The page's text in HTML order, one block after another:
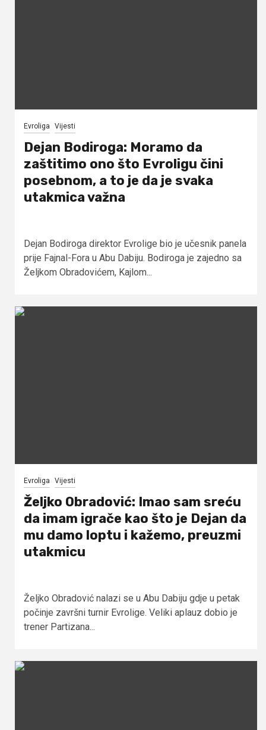
Evroliga Vijesti
Dejan Bodiroga: Moramo da
zaštitimo ono što Evroligu čini
posebnom, a to je da je svaka
utakmica važna
Dejan Bodiroga direktor Evrolige bio je učesnik panela
prije Fajnal-Fora u Abu Dabiju. Bodiroga je zajedno sa
Željkom Obradovićem, Kajlom...
Evroliga Vijesti
Željko Obradović: Imao sam sreću
da imam igrače kao što je Dejan da
mu damo loptu i kažemo, preuzmi
utakmicu
Željko Obradović nalazi se u Abu Dabiju gdje u petak
počinje završni turnir Evrolige. Veliki aplauz dobio je
trener Partizana...